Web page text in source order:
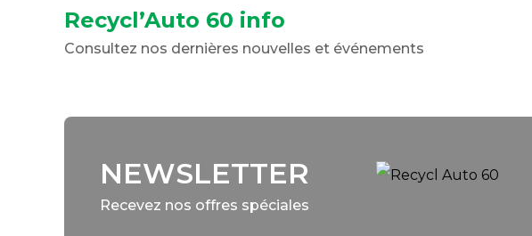
Recycl’Auto 60 info
Consultez nos dernières nouvelles et événements
NEWSLETTER
Recevez nos offres spéciales